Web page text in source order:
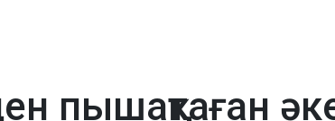
пышақтаған